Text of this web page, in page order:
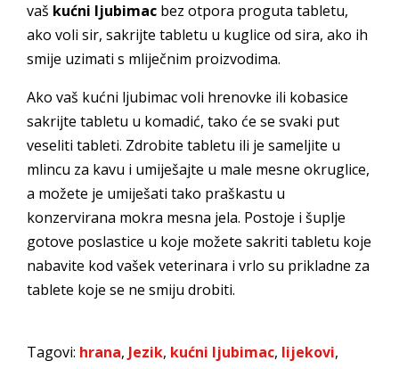
vaš kućni ljubimac bez otpora proguta tabletu,
ako voli sir, sakrijte tabletu u kuglice od sira, ako ih
smije uzimati s mliječnim proizvodima.
Ako vaš kućni ljubimac voli hrenovke ili kobasice
sakrijte tabletu u komadić, tako će se svaki put
veseliti tableti. Zdrobite tabletu ili je sameljite u
mlincu za kavu i umiješajte u male mesne okruglice,
a možete je umiješati tako praškastu u
konzervirana mokra mesna jela. Postoje i šuplje
gotove poslastice u koje možete sakriti tabletu koje
nabavite kod vašek veterinara i vrlo su prikladne za
tablete koje se ne smiju drobiti.
Tagovi: hrana, Jezik, kućni ljubimac, lijekovi,